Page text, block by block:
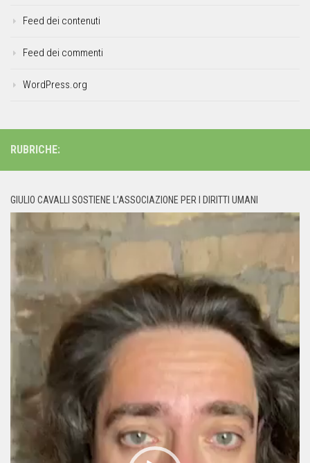
Feed dei contenuti
Feed dei commenti
WordPress.org
RUBRICHE:
GIULIO CAVALLI SOSTIENE L’ASSOCIAZIONE PER I DIRITTI UMANI